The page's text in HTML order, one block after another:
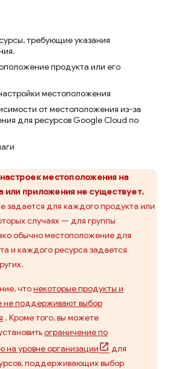
требующие указания
продукта или его
местоположения
от местоположения из-за
для ресурсов Google Cloud по
местоположения на
или приложения не существует.
задается для каждого продукта или
случаях — для группы
обычно местоположение для
и каждого ресурса задается
чтонекоторые продукты и
не поддерживают выбор
. Кроме того, вы можете
ограничение по
уровне организации
для
поддерживающих выбор